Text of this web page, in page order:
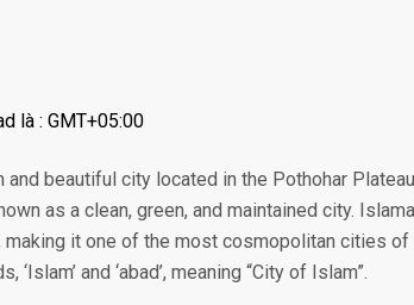
là : GMT+05:00
and beautiful city located in the Pothohar
as a clean, green, and maintained city.
it one of the most cosmopolitan cities
and ‘abad’, meaning “City of Islam”.